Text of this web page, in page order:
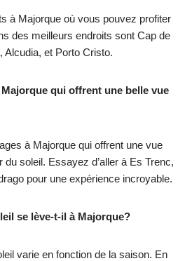
à Majorque où vous pouvez profiter
des meilleurs endroits sont Cap de
Alcudia, et Porto Cristo.
qui offrent une belle vue
à Majorque qui offrent une vue
soleil. Essayez d’aller à Es Trenc,
pour une expérience incroyable.
se lève-t-il à Majorque?
varie en fonction de la saison. En